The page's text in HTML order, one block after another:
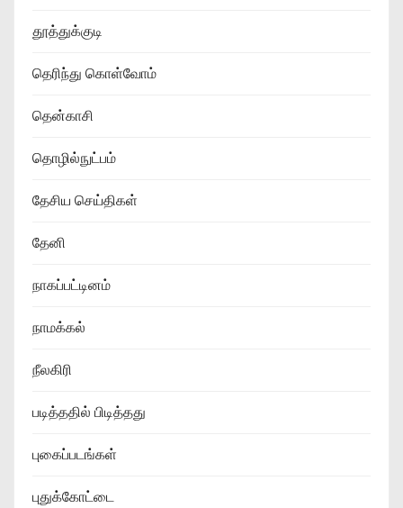
தூத்துக்குடி
தெரிந்து கொள்வோம்
தென்காசி
தொழில்நுட்பம்
தேசிய செய்திகள்
தேனி
நாகப்பட்டினம்
நாமக்கல்
நீலகிரி
படித்ததில் பிடித்தது
புகைப்படங்கள்
புதுக்கோட்டை